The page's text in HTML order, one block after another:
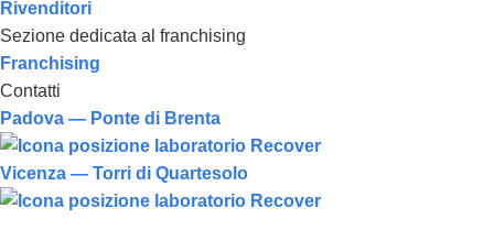
Rivenditori
Sezione dedicata al franchising
Franchising
Contatti
Padova — Ponte di Brenta
Vicenza — Torri di Quartesolo